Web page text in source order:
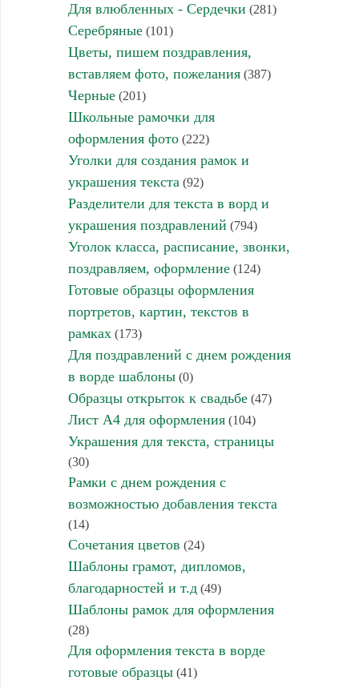
Для влюбленных - Сердечки (281)
Серебряные(101)
Цветы, пишем поздравления,
вставляем фото, пожелания(387)
Черные(201)
Школьные рамочки для
оформления фото(222)
Уголки для создания рамок и
украшения текста (92)
Разделители для текста в ворд и
украшения поздравлений (794)
Уголок класса, расписание, звонки,
поздравляем, оформление(124)
Готовые образцы оформления
портретов, картин, текстов в
рамках(173)
Для поздравлений с днем рождения
в ворде шаблоны(0)
Образцы открыток к свадьбе(47)
Лист А4 для оформления(104)
Украшения для текста, страницы
(30)
Рамки с днем рождения с
возможностью добавления текста
(14)
Сочетания цветов (24)
Шаблоны грамот, дипломов,
благодарностей и т.д(49)
Шаблоны рамок для оформления
(28)
Для оформления текста в ворде
готовые образцы(41)